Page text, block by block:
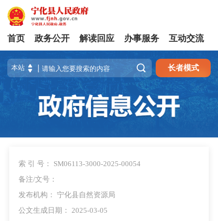
首页 政务公开 解读回应 办事服务 互动交流
 长者模式
索 引 号： SM06113-3000-2025-00054
备注/文号：
发布机构： 宁化县自然资源局
公文生成日期： 2025-03-05